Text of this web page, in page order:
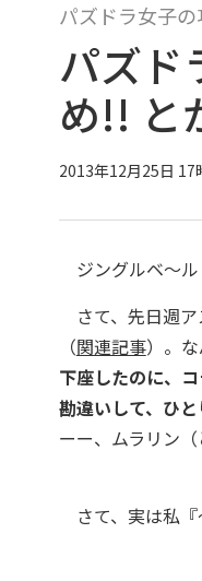
パズドラ女子の
パズド
め!! と
2013年12月25日 17
ジングルベ～ル
さて、先日週
（関連記事）。
下座したのに、
勘違いして、ひ
ーー、ムラリン
さて、実は私『